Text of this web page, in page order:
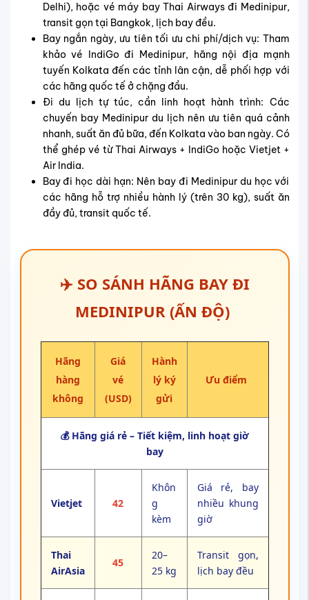
Delhi), hoặc vé máy bay Thai Airways đi Medinipur,
transit gọn tại Bangkok, lịch bay đều.
Bay ngắn ngày, ưu tiên tối ưu chi phí/dịch vụ: Tham
khảové IndiGo đi Medinipur, hãng nội địa mạnh
tuyến Kolkata đến các tỉnh lân cận, dễ phối hợp với
các hãng quốc tế ở chặng đầu.
Đi du lịch tự túc, cần linh hoạt hành trình: Các
chuyến bay Medinipur du lịchnên ưu tiên quá cảnh
nhanh, suất ăn đủ bữa, đến Kolkata vào ban ngày. Có
thể ghép vé từ Thai Airways + IndiGo hoặc Vietjet +
Air India.
Bay đi học dài hạn: Nên bay đi Medinipur du học với
các hãng hỗ trợ nhiều hành lý (trên 30 kg), suất ăn
đầy đủ, transit quốc tế.
✈️ SO SÁNH HÃNG BAY ĐI
MEDINIPUR (ẤN ĐỘ)
Hãng
hàng
không
Giá
vé
(USD)
Hành
lý ký
gửi
Ưu điểm
💰 Hãng giá rẻ – Tiết kiệm, linh hoạt giờ
bay
Vietjet 42
Khôn
g
kèm
Giá rẻ, bay
nhiều khung
giờ
Thai
AirAsia
45
20–
25 kg
Transit gọn,
lịch bay đều